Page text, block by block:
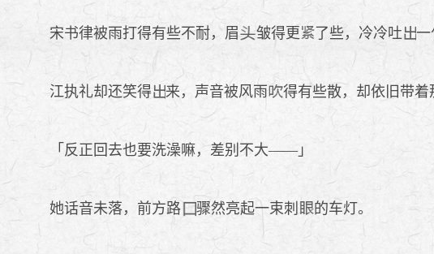
宋书律被雨打得有些不耐，眉 皱得更 了些，冷冷吐 一
江执礼却还笑得 来，声音被风雨 得有些散，却依旧带着
「反正回去也要洗澡嘛，差别不大——」
她话音未落，前方路 骤然亮起一束刺 的车灯。